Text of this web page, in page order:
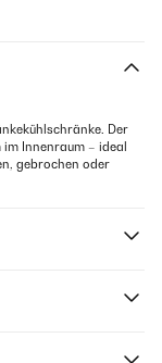
Der
Innenraum – ideal
gebrochen oder